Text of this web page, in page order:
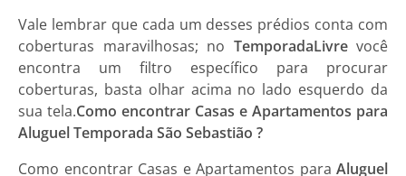
Vale lembrar que cada um desses prédios conta com
coberturas maravilhosas; no TemporadaLivrevocê
encontra um filtro específico para procurar
coberturas, basta olhar acima no lado esquerdo da
sua tela.Como encontrar Casas e Apartamentos para
Aluguel Temporada São Sebastião ?
Como encontrar Casas e Apartamentos para Aluguel